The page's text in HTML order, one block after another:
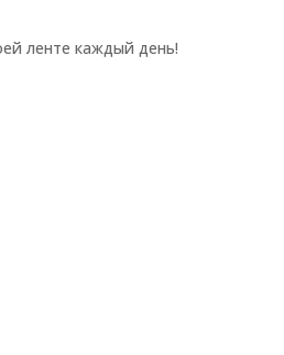
ленте каждый день!